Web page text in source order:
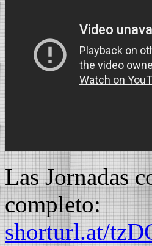
Las Jornadas
completo:
shorturl.at/